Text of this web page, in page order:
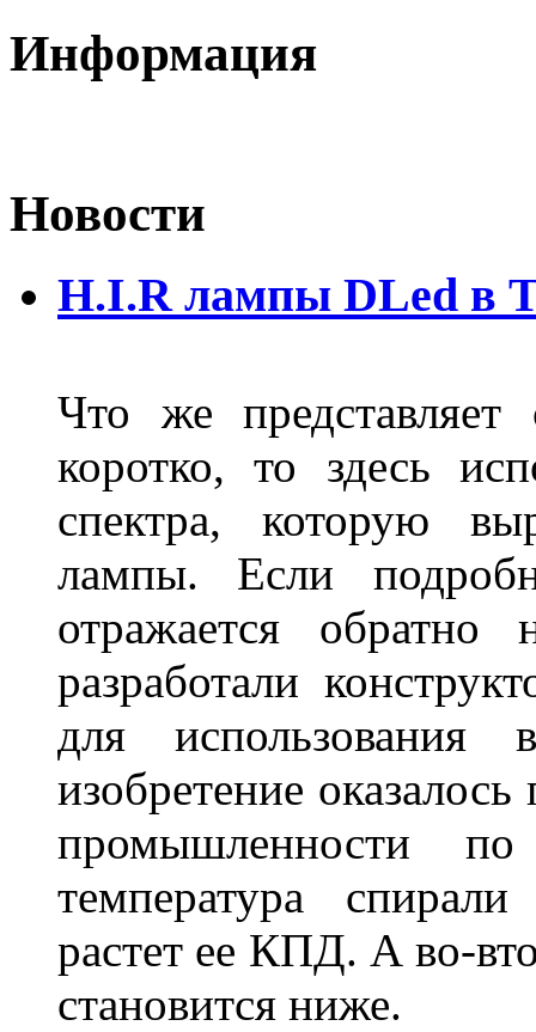
Информация
Новости
H.I.R лампы DLed в
Что же
коротко, то здесь
спектра, которую
лампы. Если
отражается
разработали
для использования
изобретение
промышленности
температура
растет ее КПД. А во-
становится ниже.